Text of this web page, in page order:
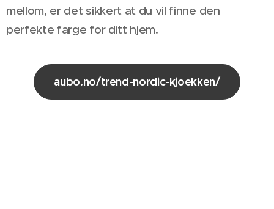
mellom, er det sikkert at du vil finne den
perfekte farge for ditt hjem.
aubo.no/trend-nordic-kjoekken/